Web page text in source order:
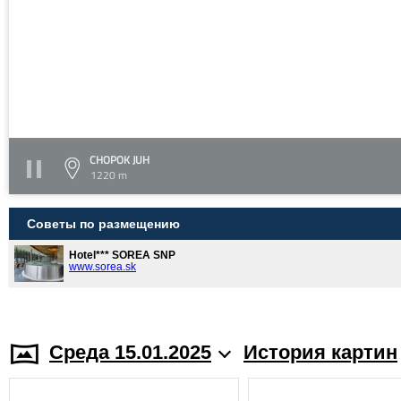
CHOPOK JUH
1220 m
Советы по размещению
Hotel*** SOREA SNP
www.sorea.sk
Среда 15.01.2025 История картин